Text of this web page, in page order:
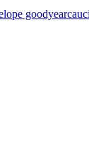
goodyear